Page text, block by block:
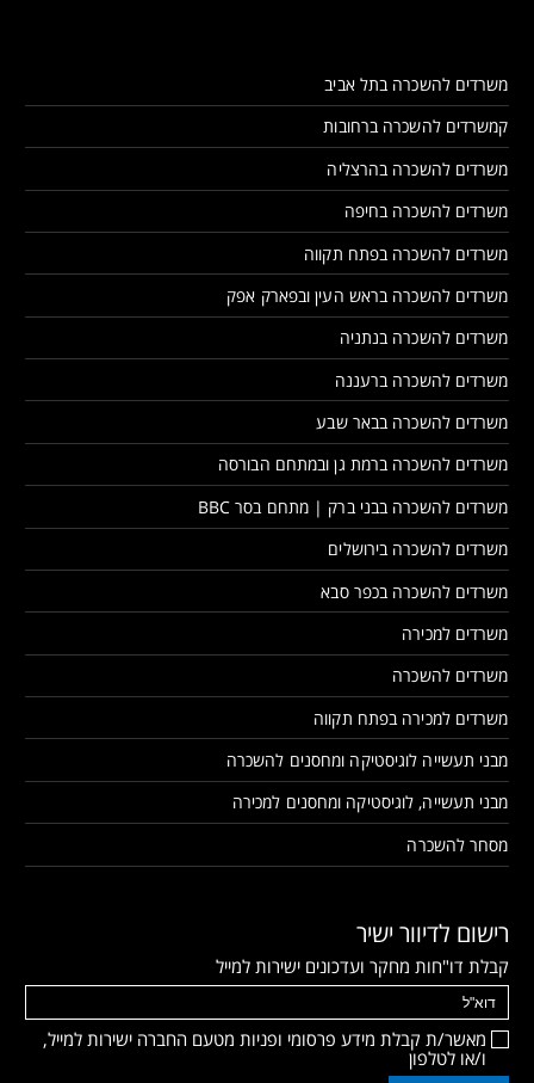
משרדים להשכרה בתל אביב
קמשרדים להשכרה ברחובות
משרדים להשכרה בהרצליה
משרדים להשכרה בחיפה
משרדים להשכרה בפתח תקווה
משרדים להשכרה בראש העין ובפארק אפק
משרדים להשכרה בנתניה
משרדים להשכרה ברעננה
משרדים להשכרה בבאר שבע
משרדים להשכרה ברמת גן ובמתחם הבורסה
משרדים להשכרה בבני ברק | מתחם בסר BBC
משרדים להשכרה בירושלים
משרדים להשכרה בכפר סבא
משרדים למכירה
משרדים להשכרה
משרדים למכירה בפתח תקווה
מבני תעשייה לוגיסטיקה ומחסנים להשכרה
מבני תעשייה, לוגיסטיקה ומחסנים למכירה
מסחר להשכרה
רישום לדיוור ישיר
קבלת דו"חות מחקר ועדכונים ישירות למייל
מאשר/ת קבלת מידע פרסומי ופניות מטעם החברה ישירות למייל,
ו/או לטלפון